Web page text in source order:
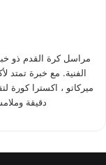
مراسل كرة القدم ذو
ميركاتو ، اكسترا كورة
دقيقة